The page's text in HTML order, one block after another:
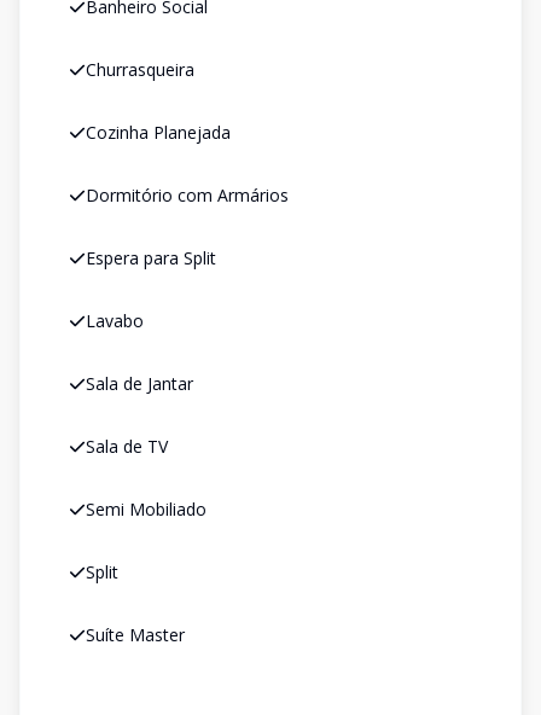
Banheiro Social
Churrasqueira
Cozinha Planejada
Dormitório com Armários
Espera para Split
Lavabo
Sala de Jantar
Sala de TV
Semi Mobiliado
Split
Suíte Master